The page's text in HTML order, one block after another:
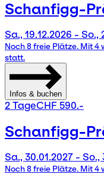
Schanfigg-
Sa., 19.12.2026 - So.,
Noch 8 freie Plätze. Mit
statt.
Infos & buchen
2 TageCHF 590.-
Schanfigg-
Sa., 30.01.2027 - So.,
Noch 8 freie Plätze. Mit